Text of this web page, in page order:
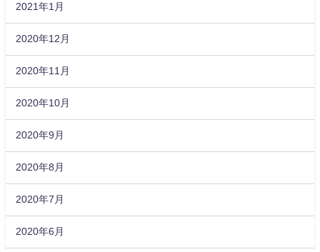
2021年1月
2020年12月
2020年11月
2020年10月
2020年9月
2020年8月
2020年7月
2020年6月